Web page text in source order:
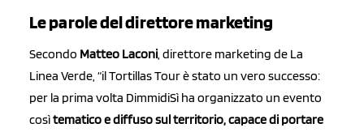
Le parole del direttore marketing
Secondo Matteo Laconi, direttore marketing de La
Linea Verde, “il Tortillas Tour è stato un vero successo:
per la prima volta DimmidiSì ha organizzato un evento
cosìtematico e diffuso sul territorio, capace di portare